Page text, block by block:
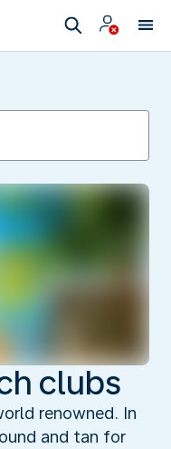
clubs
renowned. In
and tan for